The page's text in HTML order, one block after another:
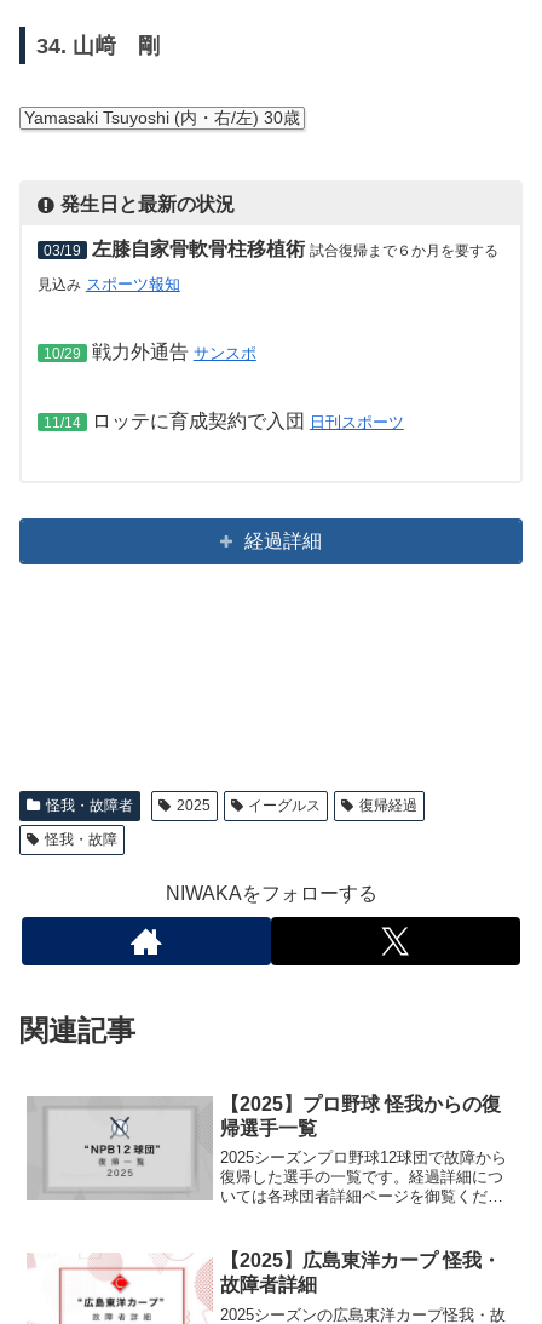
34. 山﨑 剛
Yamasaki Tsuyoshi (内・右/左) 30歳
発生日と最新の状況
03/19 左膝自家骨軟骨柱移植術 試合復帰まで６か月を要する
見込み スポーツ報知
10/29 戦力外通告 サンスポ
11/14 ロッテに育成契約で入団 日刊スポーツ
経過詳細
怪我・故障者 2025 イーグルス
復帰経過
怪我・故障
NIWAKAをフォローする
関連記事
【2025】プロ野球 怪我からの復
帰選手一覧
2025シーズンプロ野球12球団で故障から
復帰した選手の一覧です。経過詳細につ
いては各球団者詳細ページを御覧くださ
【2025】広島東洋カープ 怪我・
故障者詳細
2025シーズンの広島東洋カープ怪我・故